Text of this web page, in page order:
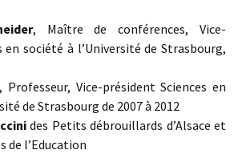
, Maître de conférences, Vice-
en société à l’Université de Strasbourg,
, Professeur, Vice-président Sciences en
de Strasbourg de 2007 à 2012
des Petits débrouillards d’Alsace et
de l’Education